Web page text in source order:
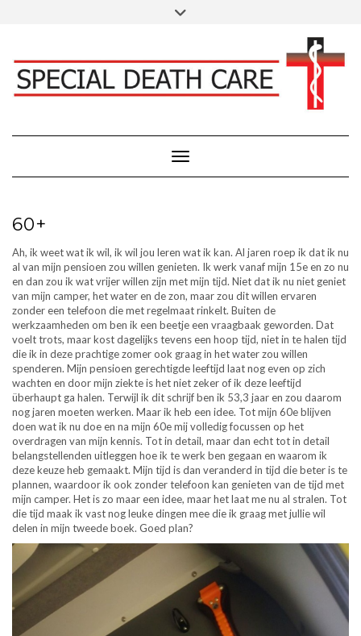
Klik hier voor Donaties - Schenkingen
Toggle navigatie
60+
Ah, ik weet wat ik wil, ik wil jou leren wat ik kan. Al jaren roep ik dat ik nu
al van mijn pensioen zou willen genieten. Ik werk vanaf mijn 15e en zo nu
en dan zou ik wat vrijer willen zijn met mijn tijd. Niet dat ik nu niet geniet
van mijn camper, het water en de zon, maar zou dit willen ervaren
zonder een telefoon die met regelmaat rinkelt. Buiten de
werkzaamheden om ben ik een beetje een vraagbaak geworden. Dat
voelt trots, maar kost dagelijks tevens een hoop tijd, niet in te halen tijd
die ik in deze prachtige zomer ook graag in het water zou willen
spenderen. Mijn pensioen gerechtigde leeftijd laat nog even op zich
wachten en door mijn ziekte is het niet zeker of ik deze leeftijd
überhaupt ga halen. Terwijl ik dit schrijf ben ik 53,3 jaar en zou daarom
nog jaren moeten werken. Maar ik heb een idee. Tot mijn 60e blijven
doen wat ik nu doe en na mijn 60e mij volledig focussen op het
overdragen van mijn kennis. Tot in detail, maar dan echt tot in detail
belangstellenden uitleggen hoe ik te werk ben gegaan en waarom ik
deze keuze heb gemaakt. Mijn tijd is dan veranderd in tijd die beter is te
plannen, waardoor ik ook zonder telefoon kan genieten van de tijd met
mijn camper. Het is zo maar een idee, maar het laat me nu al stralen. Tot
die tijd maak ik vast nog leuke dingen mee die ik graag met jullie wil
delen in mijn tweede boek. Goed plan?